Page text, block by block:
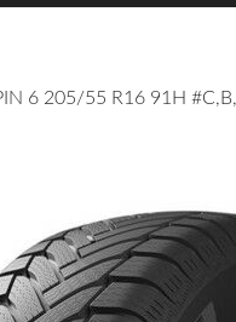
+ malé úžitkové
+ OFFRoad-ové
6 205/55 R16 91H